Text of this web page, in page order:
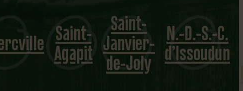
Saint-
Agapit
Saint-
Janvier-
de-Joly
N.-D.-S.-C.
d’Issoudun